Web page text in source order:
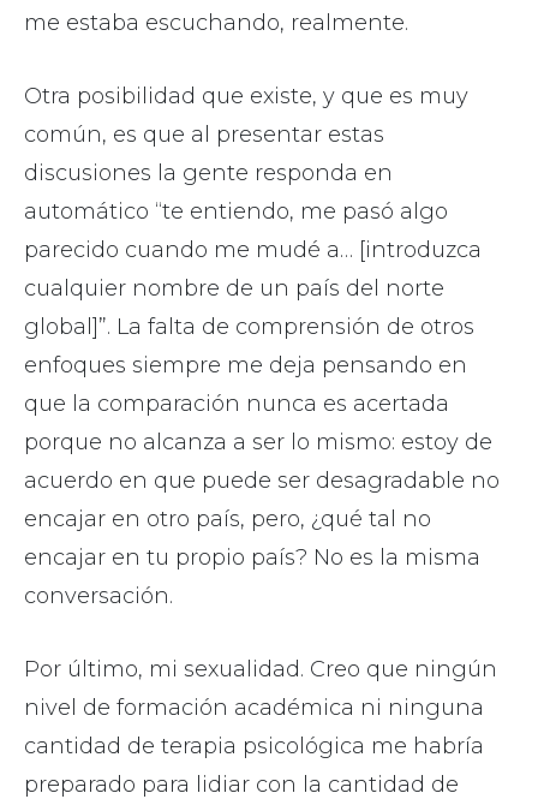
me estaba escuchando, realmente.
Otra posibilidad que existe, y que es muy
común, es que al presentar estas
discusiones la gente responda en
automático “te entiendo, me pasó algo
parecido cuando me mudé a… [introduzca
cualquier nombre de un país del norte
global]”. La falta de comprensión de otros
enfoques siempre me deja pensando en
que la comparación nunca es acertada
porque no alcanza a ser lo mismo: estoy de
acuerdo en que puede ser desagradable no
encajar en otro país, pero, ¿qué tal no
encajar en tu propio país? No es la misma
conversación.
Por último, mi sexualidad. Creo que ningún
nivel de formación académica ni ninguna
cantidad de terapia psicológica me habría
preparado para lidiar con la cantidad de